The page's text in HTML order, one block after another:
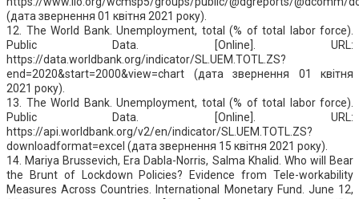
(дата звернення 01 квітня 2021 року).
12. The World Bank. Unemployment, total (% of total labor force).
Public Data. [Online]. URL:
https://data.worldbank.org/indicator/SL.UEM.TOTL.ZS?
end=2020&start=2000&view=chart (дата звернення 01 квітня
2021 року).
13. The World Bank. Unemployment, total (% of total labor force).
Public Data. [Online]. URL:
https://api.worldbank.org/v2/en/indicator/SL.UEM.TOTL.ZS?
downloadformat=excel (дата звернення 15 квітня 2021 року).
14. Mariya Brussevich, Era Dabla-Norris, Salma Khalid. Who will Bear
the Brunt of Lockdown Policies? Evidence from Tele-workability
Measures Across Countries. International Monetary Fund. June 12,